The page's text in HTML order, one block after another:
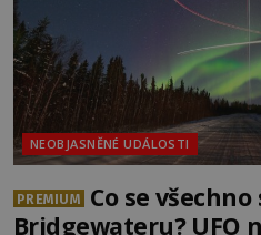
NEOBJASNĚNÉ UDÁLOSTI
PREMIUM
Co se
Bridgewateru? UFO